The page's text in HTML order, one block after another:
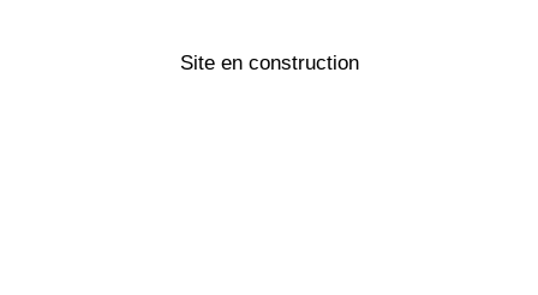
Site en construction